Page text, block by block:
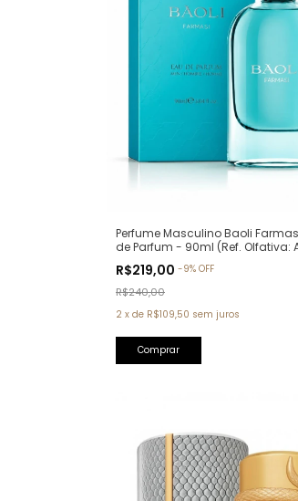
Perfume Masculino Baoli
de Parfum - 90ml (Ref. Olfativa:
R$219,00 -9% OFF
R$240,00
2 x de R$109,50 sem juros